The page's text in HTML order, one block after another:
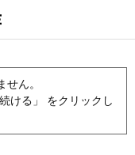
ん。
ける」 をクリックし